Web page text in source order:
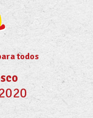
todos